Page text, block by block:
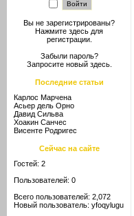
Вы не зарегистрированы?
Нажмите здесь для
регистрации.
Забыли пароль?
Запросите новый здесь.
Последние статьи
Карлос Марчена
Асьер дель Орно
Давид Сильва
Хоакин Санчес
Висенте Родригес
Сейчас на сайте
Гостей: 2
Пользователей: 0
Всего пользователей: 2,072
Новый пользователь: yfoqylugu